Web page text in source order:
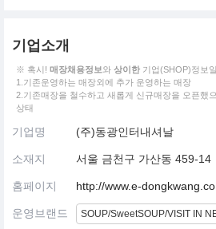
기업소개
※ 혹시! 매장채용정보와 상이한 기업(SHOP)정보
1.기존운영하는 매장외에 추가 운영하는 매장
2.기존매장을 철수하고 새롭게 신규매장을 오픈했
상태
기업명 (주)동광인터내셔날
소재지 서울 금천구 가산동 459-14
홈페이지 http://www.e-
운영브랜드 SOUP/SweetSOUP/VISIT IN